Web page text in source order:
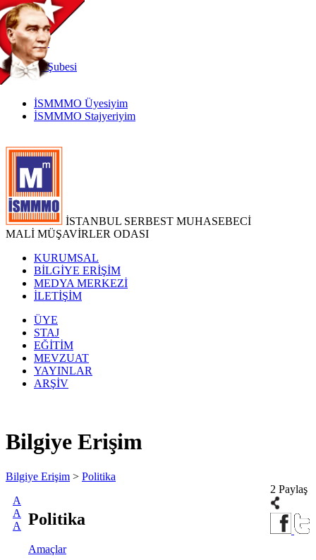
TR
|
EN
İnternetŞubesi
İSMMMO Üyesiyim
İSMMMO Stajyeriyim
İSTANBUL SERBEST MUHASEBECİ
MALİ MÜŞAVİRLER ODASI
KURUMSAL
BİLGİYE ERİŞİM
MEDYA MERKEZİ
İLETİŞİM
ÜYE
STAJ
EĞİTİM
MEVZUAT
YAYINLAR
ARŞİV
Bilgiye Erişim
Bilgiye Erişim > Politika
A
A
A
2 Paylaş
Politika
Amaçlar